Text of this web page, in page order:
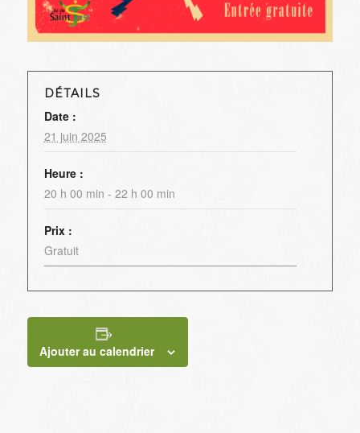
DÉTAILS
Date :
21 juin 2025
Heure :
20 h 00 min - 22 h 00 min
Prix :
Gratuit
Ajouter au calendrier